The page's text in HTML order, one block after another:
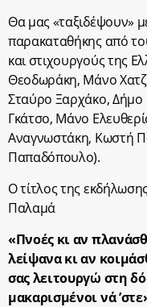
Θα μας «ταξιδέψουν»
παρακαταθήκης από
και στιχουργούς της
Θεοδωράκη, Μάνο
Σταύρο Ξαρχάκο,
Γκάτσο, Μάνο
Αναγνωστάκη, Κωστή
Παπαδόπουλο).
Ο τίτλος της
Παλαμά
«Πνοές κι αν
λείψανα κι αν
σας λειτουργώ στη
μακαρισμένοι νά